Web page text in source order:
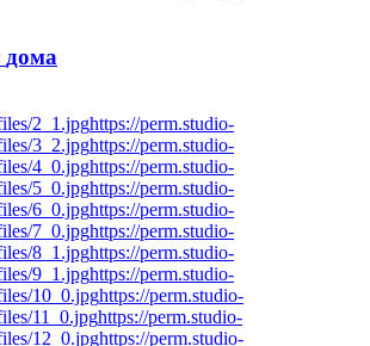
дома
2_1.jpghttps://perm.studio-
3_2.jpghttps://perm.studio-
4_0.jpghttps://perm.studio-
5_0.jpghttps://perm.studio-
6_0.jpghttps://perm.studio-
7_0.jpghttps://perm.studio-
8_1.jpghttps://perm.studio-
9_1.jpghttps://perm.studio-
10_0.jpghttps://perm.studio-
11_0.jpghttps://perm.studio-
12_0.jpghttps://perm.studio-